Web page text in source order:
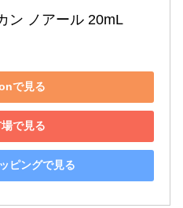
ン ノアール 20mL
で見る
で見る
ピングで見る